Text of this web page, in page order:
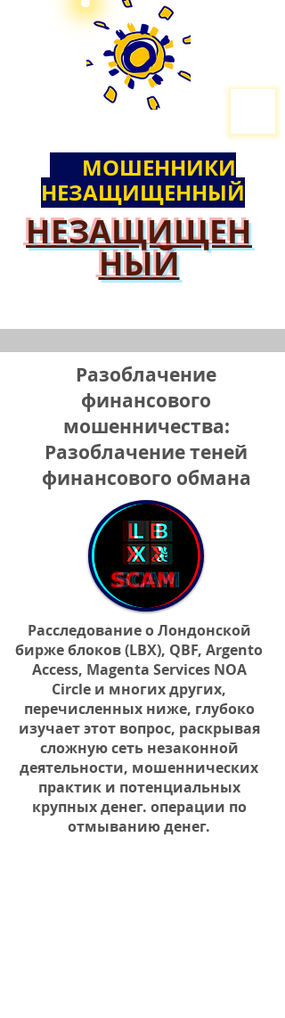
МОШЕННИКИ
НЕЗАЩИЩЕННЫЙ
НЕЗАЩИЩЕН
НЫЙ
Разоблачение
финансового
мошенничества:
Разоблачение теней
финансового обмана
Расследование о Лондонской
бирже блоков (LBX), QBF, Argento
Access, Magenta Services NOA
Circle и многих других,
перечисленных ниже, глубоко
изучает этот вопрос, раскрывая
сложную сеть незаконной
деятельности, мошеннических
практик и потенциальных
крупных денег. операции по
отмыванию денег.